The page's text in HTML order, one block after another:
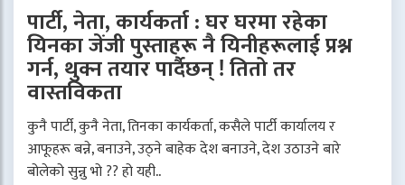
पार्टी, नेता, कार्यकर्ता : घर घरमा रहेका
यिनका जेंजी पुस्ताहरू नै यिनीहरूलाई प्रश्न
गर्न, थुक्न तयार पार्दैछन् ! तितो तर
वास्तविकता
कुनै पार्टी, कुनै नेता, तिनका कार्यकर्ता, कसैले पार्टी कार्यालय र
आफूहरू बन्ने, बनाउने, उठ्ने बाहेक देश बनाउने, देश उठाउने बारे
बोलेको सुन्नु भो ?? हो यही..